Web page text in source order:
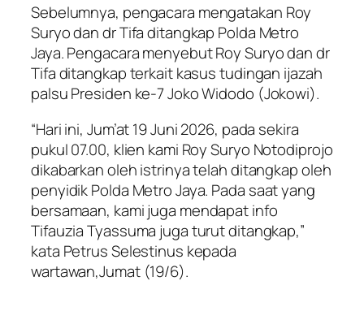
Sebelumnya, pengacara mengatakan Roy
Suryo dan dr Tifa ditangkap Polda Metro
Jaya. Pengacara menyebut Roy Suryo dan dr
Tifa ditangkap terkait kasus tudingan ijazah
palsu Presiden ke-7 Joko Widodo (Jokowi).
“Hari ini, Jum’at 19 Juni 2026, pada sekira
pukul 07.00, klien kami Roy Suryo Notodiprojo
dikabarkan oleh istrinya telah ditangkap oleh
penyidik Polda Metro Jaya. Pada saat yang
bersamaan, kami juga mendapat info
Tifauzia Tyassuma juga turut ditangkap,”
kata Petrus Selestinus kepada
wartawan,Jumat (19/6).